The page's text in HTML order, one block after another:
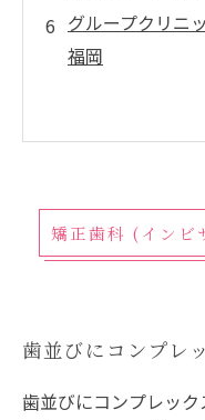
グループクリニ
福岡
矯正歯科 (インビ
歯並びにコンプレ
歯並びにコンプレッ